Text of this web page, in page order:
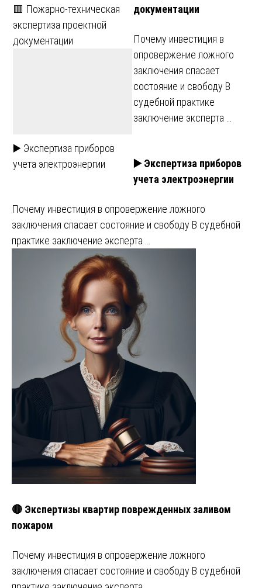
🟥 Пожарно-техническая
экспертиза проектной
документации
▶️ Экспертиза приборов
учета электроэнергии
документации
Почему инвестиция в
опровержение ложного
заключения спасает
состояние и свободу В
судебной практике
заключение эксперта …
▶️ Экспертиза приборов
учета электроэнергии
Почему инвестиция в опровержение ложного
заключения спасает состояние и свободу В судебной
практике заключение эксперта …
🔴 Экспертизы квартир поврежденных заливом
пожаром
Почему инвестиция в опровержение ложного
заключения спасает состояние и свободу В судебной